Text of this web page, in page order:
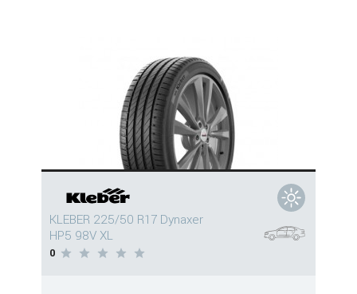
KLEBER 225/50 R17 Dynaxer
HP5 98V XL
0